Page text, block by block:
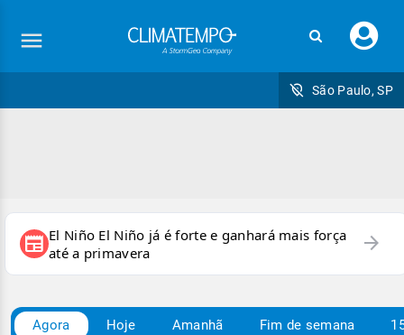
seu
São Paulo, SP
newspaper El Niño El Niño já é forte e ganhará mais força
até a primavera
arrow_forward
Agora Hoje Amanhã Fim de semana